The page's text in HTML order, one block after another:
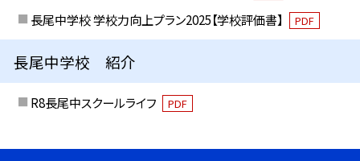
長尾中学校 学校力向上プラン2025【学校評価書】 PDF
長尾中学校 紹介
R8長尾中スクールライフ PDF